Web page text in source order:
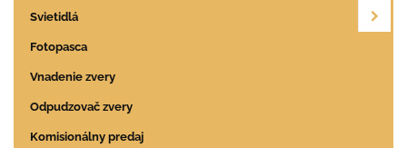
Svietidlá
Fotopasca
Vnadenie zvery
Odpudzovač zvery
Komisionálny predaj